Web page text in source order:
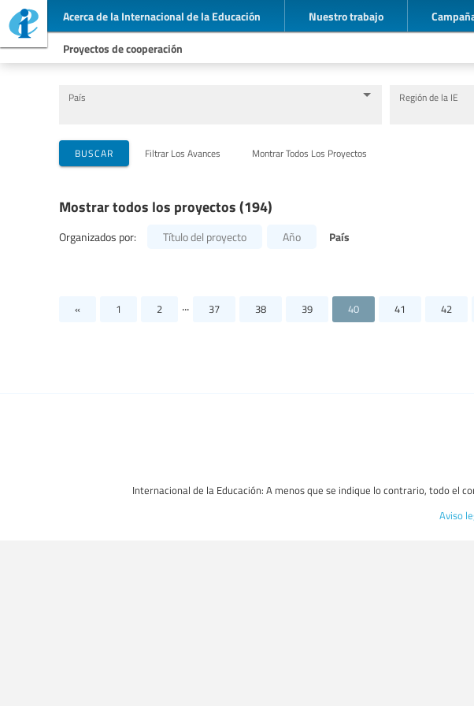
Acerca de la Internacional de la Educación Nuestro trabajo
Proyectos de cooperación
País Región de la IE
Organizaciones que llevan a cabo el proyecto
BUSCAR Filtrar Los Avances Montrar Todos Los Proyectos
Mostrar todos los proyectos (194)
Organizados por: Título del proyecto Año País
« 1 2 ... 37 38 39 40 41 42
Internacional de la Educación: A menos que se indique lo contrario, todo el
Aviso